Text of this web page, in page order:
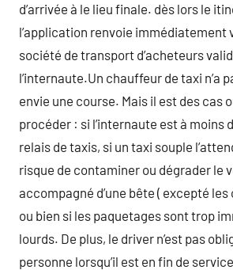
d’arrivée à le lieu finale. dès lors le
l’application renvoie immédiatement
société de transport d’acheteurs
l’internaute.Un chauffeur de taxi n’a
envie une course. Mais il est des cas
procéder : si l’internaute est à moins
relais de taxis, si un taxi souple
risque de contaminer ou dégrader le
accompagné d’une bête ( excepté les
ou bien si les paquetages sont trop
lourds. De plus, le driver n’est pas
personne lorsqu’il est en fin de